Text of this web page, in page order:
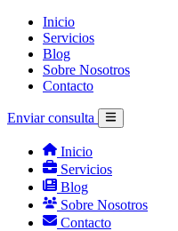
Inicio
Servicios
Blog
Sobre Nosotros
Contacto
Enviar consulta
Inicio
Servicios
Blog
Sobre Nosotros
Contacto